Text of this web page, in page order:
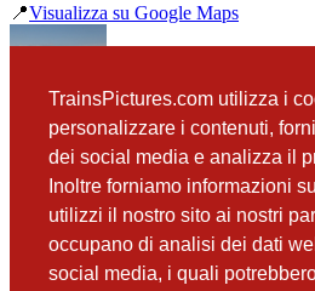
TrainsPictures.com utilizza i
personalizzare i contenuti,
dei social media e analizza il
Inoltre forniamo informazioni
utilizzi il nostro sito ai nostri
occupano di analisi dei dati
social media, i quali
📍Visualizza su Google Maps
precedente
TXL 193 996 Lehrberg
successiva
112 141 Ansbach
📸 Fotografie scattate nei dintorniVedi